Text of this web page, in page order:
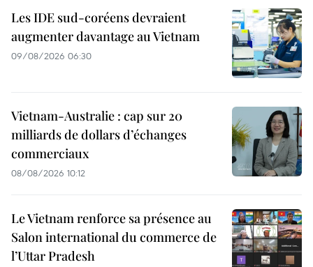
Les IDE sud-coréens devraient
augmenter davantage au Vietnam
09/08/2026 06:30
Vietnam-Australie : cap sur 20
milliards de dollars d’échanges
commerciaux
08/08/2026 10:12
Le Vietnam renforce sa présence au
Salon international du commerce de
l’Uttar Pradesh